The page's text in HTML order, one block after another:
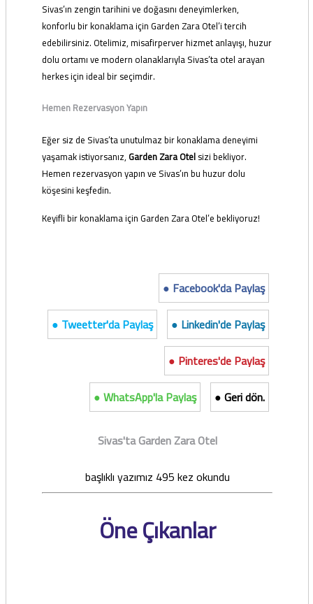
Sivas’ın zengin tarihini ve doğasını deneyimlerken,
konforlu bir konaklama için Garden Zara Otel’i tercih
edebilirsiniz. Otelimiz, misafirperver hizmet anlayışı, huzur
dolu ortamı ve modern olanaklarıyla Sivas’ta otel arayan
herkes için ideal bir seçimdir.
Hemen Rezervasyon Yapın
Eğer siz de Sivas’ta unutulmaz bir konaklama deneyimi
yaşamak istiyorsanız, Garden Zara Otelsizi bekliyor.
Hemen rezervasyon yapın ve Sivas’ın bu huzur dolu
köşesini keşfedin.
Keyifli bir konaklama için Garden Zara Otel’e bekliyoruz!
● Facebook'da Paylaş
● Tweetter'da Paylaş
● Linkedin'de Paylaş
● Pinteres'de Paylaş
● WhatsApp'la Paylaş
● Geri dön.
Sivas'ta Garden Zara Otel
başlıklı yazımız 495 kez okundu
Öne Çıkanlar